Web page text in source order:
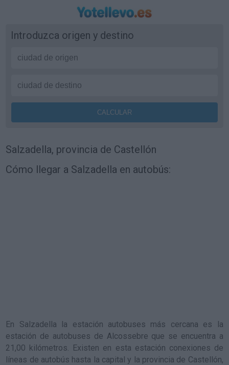
Introduzca origen y destino
Salzadella, provincia de Castellón
Cómo llegar a Salzadella en autobús:
En Salzadella la estación autobuses más cercana es la
estación de autobuses de Alcossebre que se encuentra a
21,00 kilómetros. Existen en esta estación conexiones de
líneas de autobús hasta la capital y la provincia de Castellón,